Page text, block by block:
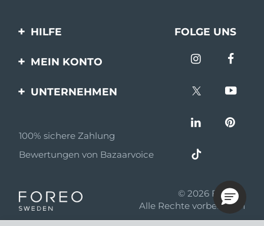
HILFE
Kontaktiere uns
FOLGE UNS
MEIN KONTO
UNTERNEHMEN
Partnerprogramm
Partner Nachrichten
Einzelhändler
100% sichere Zahlung
Bewertungen von Bazaarvoice
© 2026 FOREO
Alle Rechte vorbehalten